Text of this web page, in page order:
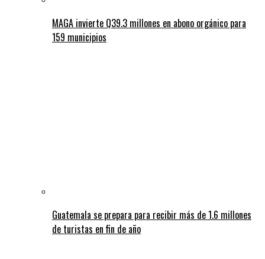
MAGA invierte Q39.3 millones en abono orgánico para
159 municipios
Guatemala se prepara para recibir más de 1.6 millones
de turistas en fin de año